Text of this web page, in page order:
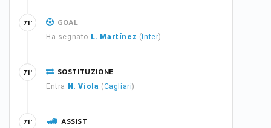
GOAL
Ha segnato L. Martínez ( Inter)
71'
SOSTITUZIONE
Entra N. Viola (Cagliari)
71'
ASSIST
71'